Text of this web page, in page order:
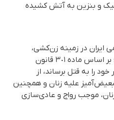
و بنزین به آتش کشیده
ایران در زمینه زن‌کشی،
تقویت نظم مردسالارانه است؛ بر اساس ماده ٣٠١ قانون
را به قتل برساند، از
علیه زنان و همچنین
موجب رواج و عادی‌سازی